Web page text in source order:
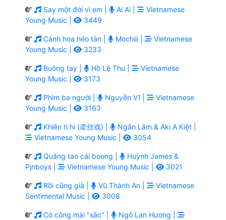
Say một đời vì em | Ai Ai |
Vietnamese
Young Music |
3449
Cánh hoa héo tàn | Mochiii |
Vietnamese
Young Music |
3233
Buông tay | Hồ Lệ Thu |
Vietnamese
Young Music |
3173
Phim ba người | Nguyễn Vĩ |
Vietnamese
Young Music |
3163
Khiên ti hí (牵丝戏) |
Ngân Lâm & Aki A Kiệt |
Vietnamese Young Music |
3054
Quăng tao cái boong |
Huỳnh James &
Pjnboys |
Vietnamese Young Music | 3021
Rồi cũng già | Vũ Thành An |
Vietnamese
Sentimental Music |
3008
Có công mài "sắc" |
Ngô Lan Hương |